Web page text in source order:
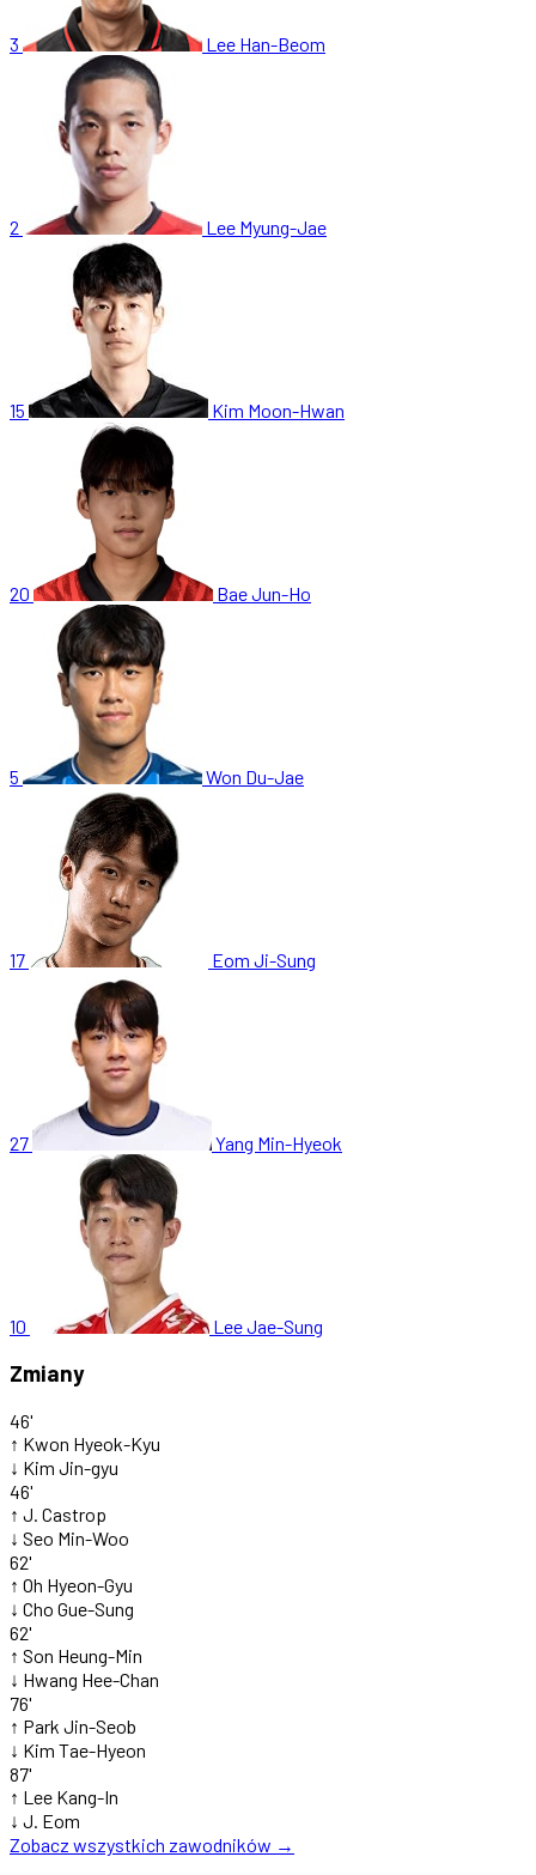
3 Lee Han-Beom
2 Lee Myung-Jae
15 Kim Moon-Hwan
20 Bae Jun-Ho
5 Won Du-Jae
17 Eom Ji-Sung
27 Yang Min-Hyeok
10 Lee Jae-Sung
Zmiany
46'
↑ Kwon Hyeok-Kyu
↓ Kim Jin-gyu
46'
↑ J. Castrop
↓ Seo Min-Woo
62'
↑ Oh Hyeon-Gyu
↓ Cho Gue-Sung
62'
↑ Son Heung-Min
↓ Hwang Hee-Chan
76'
↑ Park Jin-Seob
↓ Kim Tae-Hyeon
87'
↑ Lee Kang-In
↓ J. Eom
Zobacz wszystkich zawodników →